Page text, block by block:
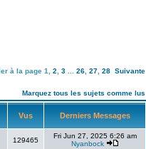
à la page 1 2 3 26 27 28 Suivante
Marquez tous les sujets comme lus
Vus Derniers Messages
129465
Fri Jun 27, 2025 6:26 am
Nyanbock